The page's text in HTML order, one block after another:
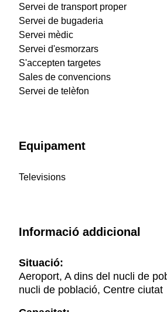
Servei de transport proper
Servei de bugaderia
Servei mèdic
Servei d'esmorzars
S'accepten targetes
Sales de convencions
Servei de telèfon
Equipament
Televisions
Informació addicional
Situació:
Aeroport, A dins del nucli de
nucli de població, Centre ciutat